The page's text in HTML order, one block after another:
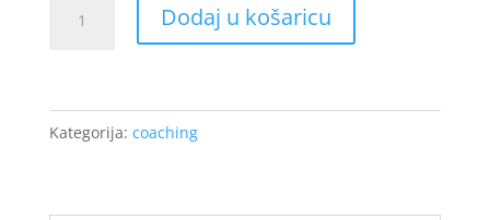
financijski
Dodaj u košaricu
Kategorija: coaching